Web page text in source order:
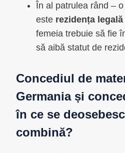
În al patrulea rând –
este rezidența
femeia trebuie să fie
să aibă statut de
Concediul de
Germania și
în ce se
combină?